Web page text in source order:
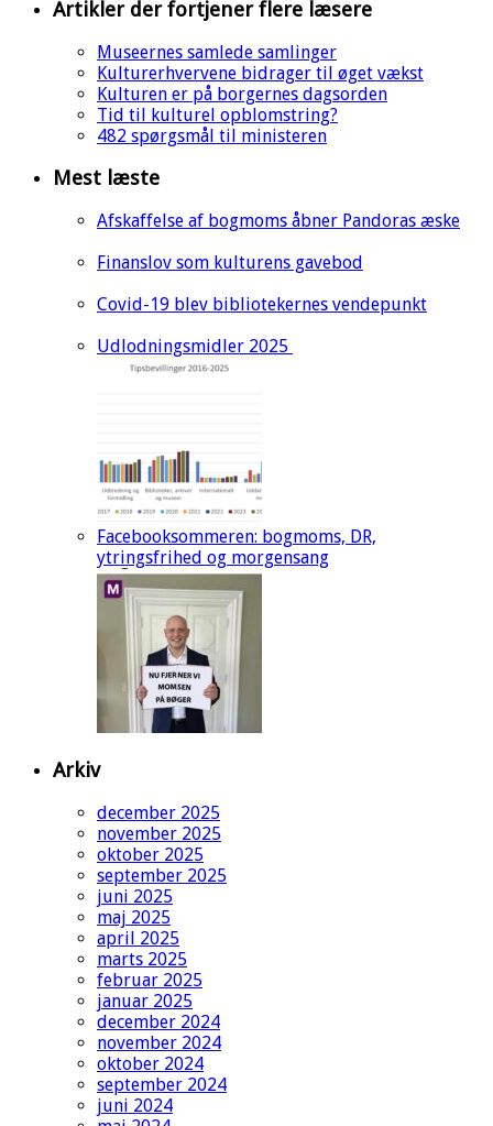
Artikler der fortjener flere læsere
Museernes samlede samlinger
Kulturerhvervene bidrager til øget vækst
Kulturen er på borgernes dagsorden
Tid til kulturel opblomstring?
482 spørgsmål til ministeren
Mest læste
Afskaffelse af bogmoms åbner Pandoras æske
Finanslov som kulturens gavebod
Covid-19 blev bibliotekernes vendepunkt
Udlodningsmidler 2025
Facebooksommeren: bogmoms, DR,
ytringsfrihed og morgensang
Arkiv
december 2025
november 2025
oktober 2025
september 2025
juni 2025
maj 2025
april 2025
marts 2025
februar 2025
januar 2025
december 2024
november 2024
oktober 2024
september 2024
juni 2024